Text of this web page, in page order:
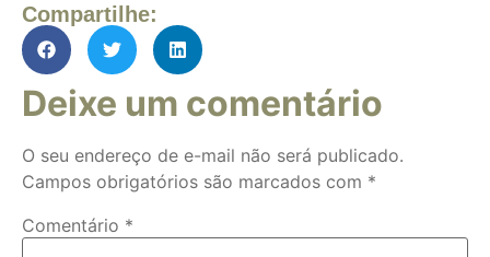
Compartilhe:
Deixe um comentário
O seu endereço de e-mail não será publicado.
Campos obrigatórios são marcados com *
Comentário *